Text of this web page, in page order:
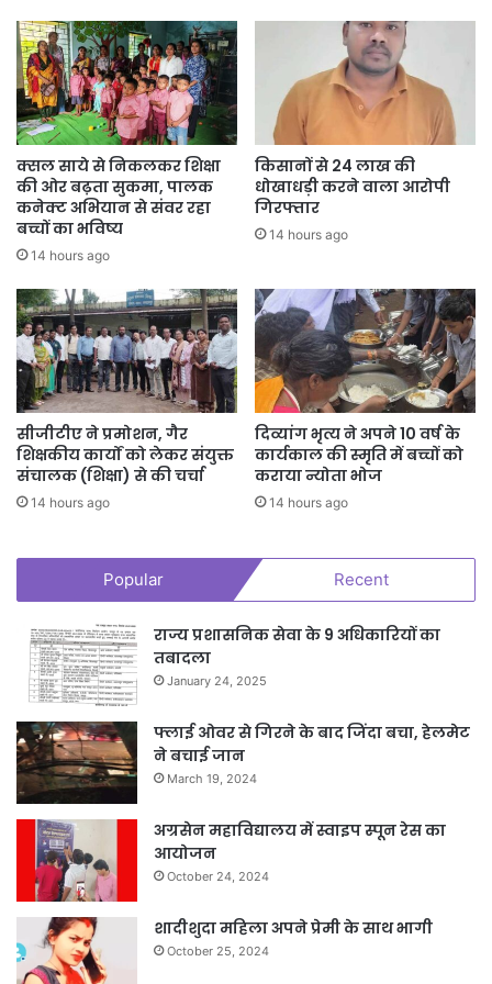
राष्ट्रीय राजमार्ग और कंठी घाट का किया निरीक्षण, अधूरे कार्यों को बारिश से पहले
पूरा करने कहा
लोक निर्माण विभाग के सचिव श्री बंसल ने बैठक के बाद राष्ट्रीय राजमार्ग-343
और कंठीघाट में निर्माणाधीन सड़क का निरीक्षण कर कार्यों की प्रगति की जानकारी
ली तथा संबंधित अधिकारियों को आवश्यक दिशा-निर्देश दिए। उन्होंने राष्ट्रीय
राजमार्ग-343 का निरीक्षण करते हुए कहा कि बरसात के पहले नाली निर्माण एवं
जल निकासी संबंधी सभी कार्य समयबद्ध रूप से पूर्ण कर लें, ताकि वर्षा के दौरान
पड़े। उन्होंने सड़कों और पुलों के निर्माण में गुणवत्ता तथा सड़क सुरक्षा के मानकों का
विशेष ध्यान रखने के निर्देश दिए।
क्सल साये से निकलकर शिक्षा
की ओर बढ़ता सुकमा, पालक
कनेक्ट अभियान से संवर रहा
बच्चों का भविष्य
14 hours ago
किसानों से 24 लाख की
धोखाधड़ी करने वाला आरोपी
गिरफ्तार
14 hours ago
सीजीटीए ने प्रमोशन, गैर
शिक्षकीय कार्यों को लेकर संयुक्त
संचालक (शिक्षा) से की चर्चा
14 hours ago
दिव्यांग भृत्य ने अपने 10 वर्ष के
कार्यकाल की स्मृति में बच्चों को
कराया न्योता भोज
14 hours ago
Popular Recent
राज्य प्रशासनिक सेवा के 9 अधिकारियों का
तबादला
January 24, 2025
फ्लाई ओवर से गिरने के बाद जिंदा बचा, हेलमेट
ने बचाई जान
March 19, 2024
अग्रसेन महाविद्यालय में स्वाइप स्पून रेस का
आयोजन
October 24, 2024
शादीशुदा महिला अपने प्रेमी के साथ भागी
October 25, 2024